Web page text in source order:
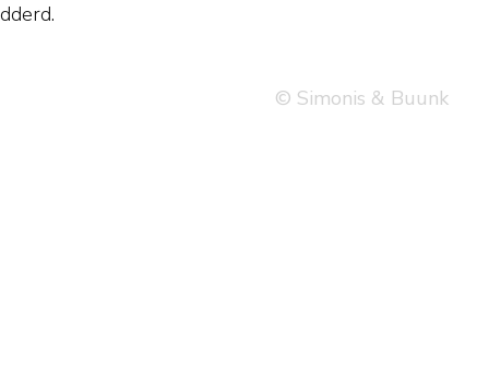
© Simonis & Buunk